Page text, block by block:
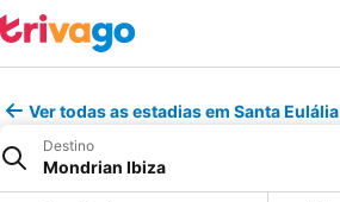
Ver todas as estadias em Santa Eulália
Destino
Mondrian Ibiza